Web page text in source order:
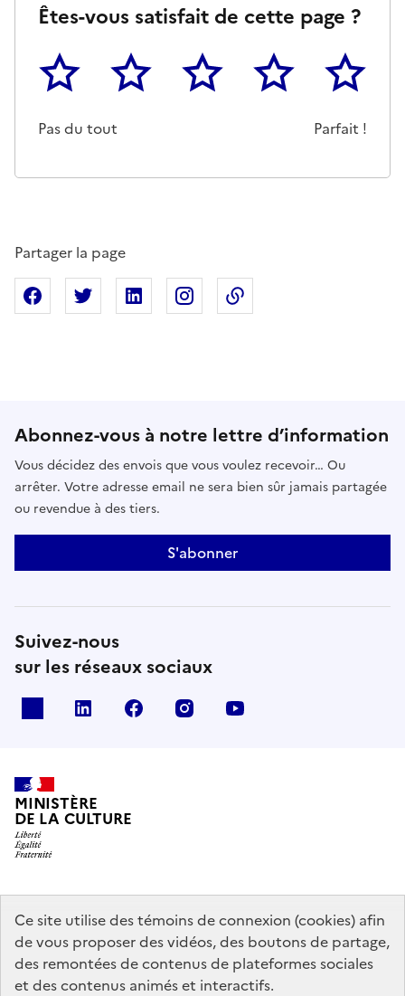
Ce site utilise des témoins de connexion (cookies) afin
de vous proposer des vidéos, des boutons de partage,
des remontées de contenus de plateformes sociales
et des contenus animés et interactifs.
Êtes-vous satisfait de cette page ?
1
Pas du tout
2 3 4 5
Parfait !
Partager la page
Partager sur Facebook
Partager sur XPartager sur Linkedin
Partager sur Instagram
Abonnez-vous à notre lettre d’information
Vous décidez des envois que vous voulez recevoir… Ou
arrêter. Votre adresse email ne sera bien sûr jamais partagée
ou revendue à des tiers.
S'abonner
Suivez-nous
sur les réseaux sociaux
linkedin facebook instagram
MINISTÈRE
DE LA CULTURE
data.gouv.fr legifrance.gouv.fr
info.gouv.fr
service-public.gouv.fr